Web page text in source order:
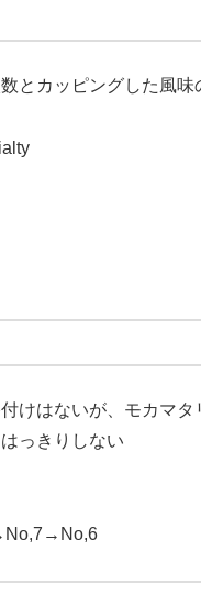
とカッピングした風味
けはないが、モカマタ
っきりしない